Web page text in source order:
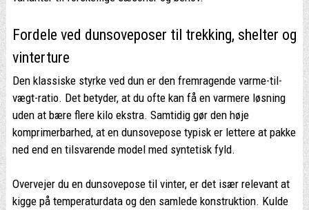
Fordele ved dunsoveposer til trekking, shelter og
vinterture
Den klassiske styrke ved dun er den fremragende varme-til-
vægt-ratio. Det betyder, at du ofte kan få en varmere løsning
uden at bære flere kilo ekstra. Samtidig gør den høje
komprimerbarhed, at en dunsovepose typisk er lettere at pakke
ned end en tilsvarende model med syntetisk fyld.
Overvejer du en dunsovepose til vinter, er det især relevant at
kigge på temperaturdata og den samlede konstruktion. Kulde